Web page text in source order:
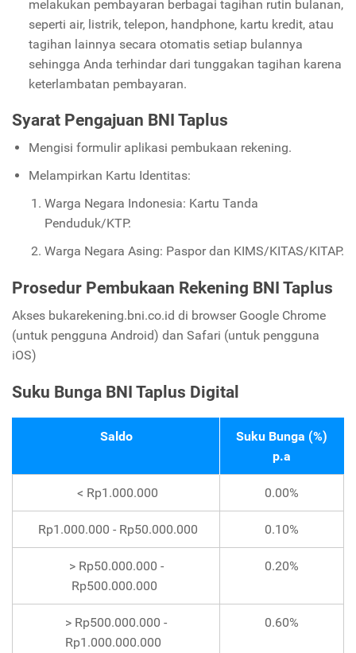
melakukan pembayaran berbagai tagihan rutin bulanan,
seperti air, listrik, telepon, handphone, kartu kredit, atau
tagihan lainnya secara otomatis setiap bulannya
sehingga Anda terhindar dari tunggakan tagihan karena
keterlambatan pembayaran.
Syarat Pengajuan BNI Taplus
Mengisi formulir aplikasi pembukaan rekening.
Melampirkan Kartu Identitas:
Warga Negara Indonesia: Kartu Tanda
Penduduk/KTP.
Warga Negara Asing: Paspor dan KIMS/KITAS/KITAP.
Prosedur Pembukaan Rekening BNI Taplus
Akses bukarekening.bni.co.id di browser Google Chrome
(untuk pengguna Android) dan Safari (untuk pengguna
iOS)
Suku Bunga BNI Taplus Digital
Saldo
Suku Bunga (%)
p.a
< Rp1.000.000 0.00%
Rp1.000.000 - Rp50.000.000 0.10%
> Rp50.000.000 -
Rp500.000.000
0.20%
> Rp500.000.000 -
Rp1.000.000.000
0.60%